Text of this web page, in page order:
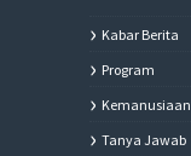
Kabar Berita
Program
Kemanusiaan
Tanya Jawab